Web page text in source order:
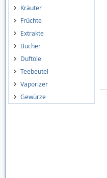
Kräuter
Früchte
Extrakte
Bücher
Duftöle
Teebeutel
Vaporizer
Gewürze